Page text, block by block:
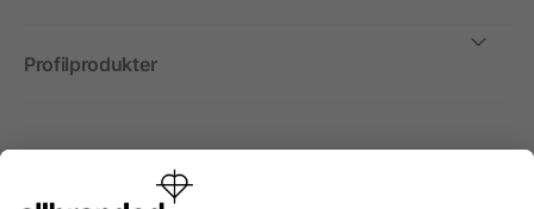
Profilprodukter
Internationellt